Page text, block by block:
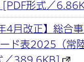
[PDF形式／
4月改正】総合
ド表2025（常
／389.6KB]